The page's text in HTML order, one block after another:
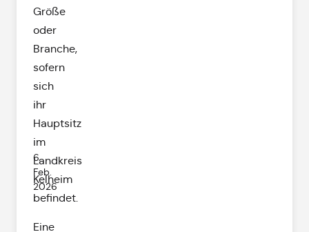
6.
Feb.
2026
Größe
oder
Branche,
sofern
sich
ihr
Hauptsitz
im
Landkreis
Kelheim
befindet.
Eine